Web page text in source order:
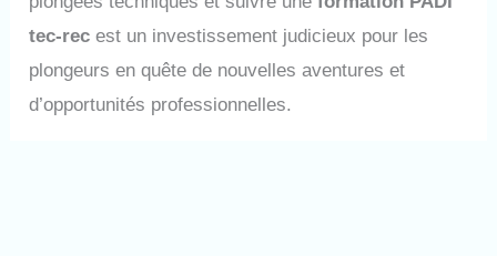
tec-rec est un investissement judicieux pour les
plongeurs en quête de nouvelles aventures et
d’opportunités professionnelles.